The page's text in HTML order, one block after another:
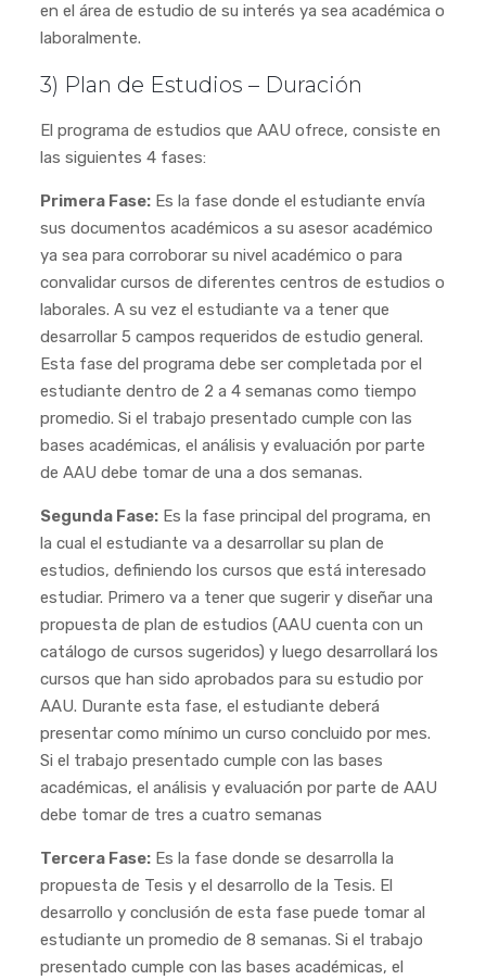
en el área de estudio de su interés ya sea académica o
laboralmente.
3) Plan de Estudios – Duración
El programa de estudios que AAU ofrece, consiste en
las siguientes 4 fases:
Primera Fase:Es la fase donde el estudiante envía
sus documentos académicos a su asesor académico
ya sea para corroborar su nivel académico o para
convalidar cursos de diferentes centros de estudios o
laborales. A su vez el estudiante va a tener que
desarrollar 5 campos requeridos de estudio general.
Esta fase del programa debe ser completada por el
estudiante dentro de 2 a 4 semanas como tiempo
promedio. Si el trabajo presentado cumple con las
bases académicas, el análisis y evaluación por parte
de AAU debe tomar de una a dos semanas.
Segunda Fase:Es la fase principal del programa, en
la cual el estudiante va a desarrollar su plan de
estudios, definiendo los cursos que está interesado
estudiar. Primero va a tener que sugerir y diseñar una
propuesta de plan de estudios (AAU cuenta con un
catálogo de cursos sugeridos) y luego desarrollará los
cursos que han sido aprobados para su estudio por
AAU. Durante esta fase, el estudiante deberá
presentar como mínimo un curso concluido por mes.
Si el trabajo presentado cumple con las bases
académicas, el análisis y evaluación por parte de AAU
debe tomar de tres a cuatro semanas
Tercera Fase:Es la fase donde se desarrolla la
propuesta de Tesis y el desarrollo de la Tesis. El
desarrollo y conclusión de esta fase puede tomar al
estudiante un promedio de 8 semanas. Si el trabajo
presentado cumple con las bases académicas, el